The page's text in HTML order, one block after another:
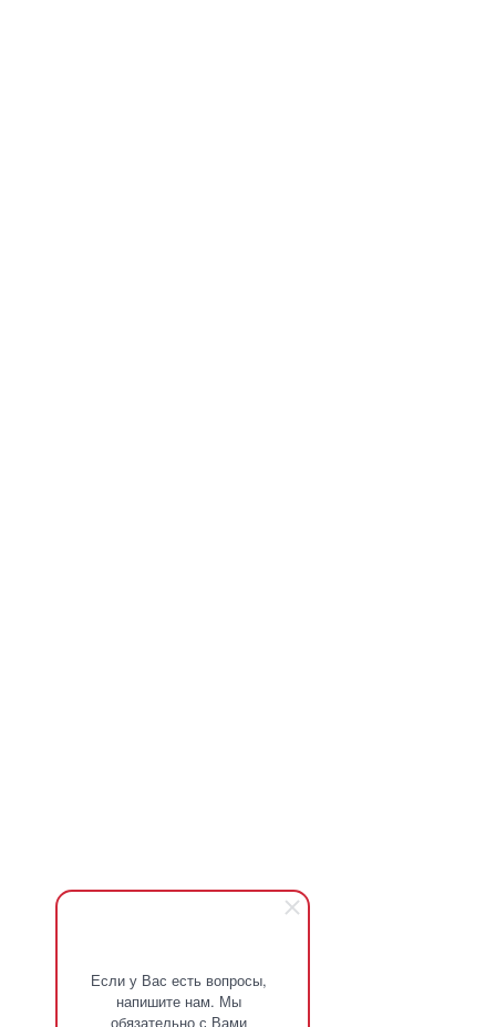
Если у Вас есть вопросы,
напишите нам. Мы
обязательно с Вами